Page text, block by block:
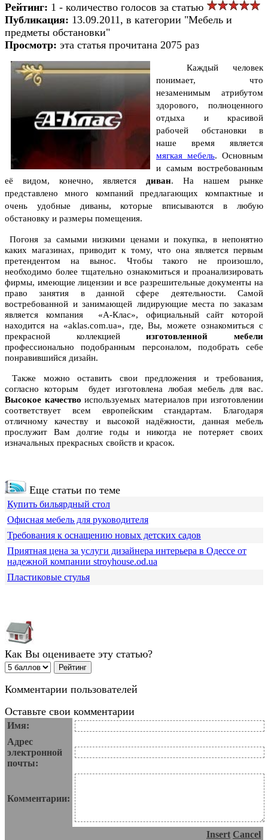
Рейтинг: 1 - количество голосов за статью
Публикация: 13.09.2011, в категории "Мебель и
предметы обстановки"
Просмотр: эта статья прочитана 2075 раз
Каждый человек
понимает, что
незаменимым атрибутом
здорового, полноценного
отдыха и красивой
рабочей обстановки в
наше время является
мягкая мебель. Основным
и самым востребованным
её видом, конечно, является диван. На нашем рынке
представлено много компаний предлагающих компактные и
очень удобные диваны, которые вписываются в любую
обстановку и размеры помещения.
Погоня за самыми низкими ценами и покупка, в непонятно
каких магазинах, приводит к тому, что она является первым
претендентом на вынос. Чтобы такого не произошло,
необходимо более тщательно ознакомиться и проанализировать
фирмы, имеющие лицензии и все разрешительные документы на
право занятия в данной сфере деятельности. Самой
востребованной и занимающей лидирующие места по заказам
является компания «А-Клас», официальный сайт которой
находится на «aklas.com.ua», где, Вы, можете ознакомиться с
прекрасной коллекциейизготовленной мебели
профессионально подобранным персоналом, подобрать себе
понравившийся дизайн.
Также можно оставить свои предложения и требования,
согласно которым будет изготовлена любая мебель для вас.
Высокое качество используемых материалов при изготовлении
соответствует всем европейским стандартам. Благодаря
отличному качеству и высокой надёжности, данная мебель
прослужит Вам долгие годы и никогда не потеряет своих
изначальных прекрасных свойств и красок.
Еще статьи по теме
Купить бильярдный стол
Офисная мебель для руководителя
Требования к оснащению новых детских садов
Приятная цена за услуги дизайнера интерьера в Одессе от
надежной компании stroyhouse.od.ua
Пластиковые стулья
Как Вы оцениваете эту статью?
Комментарии пользователей
Оставьте свои комментарии
Имя:
Адрес
электронной
почты:
Комментарии:
Insert Cancel